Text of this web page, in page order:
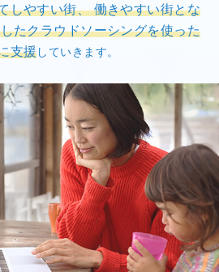
しやすい街、働きやすい街とな
たクラウドソーシングを使った
支援していきます。